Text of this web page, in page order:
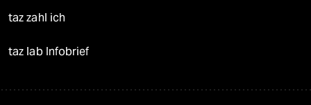
taz zahl ich
taz lab Infobrief